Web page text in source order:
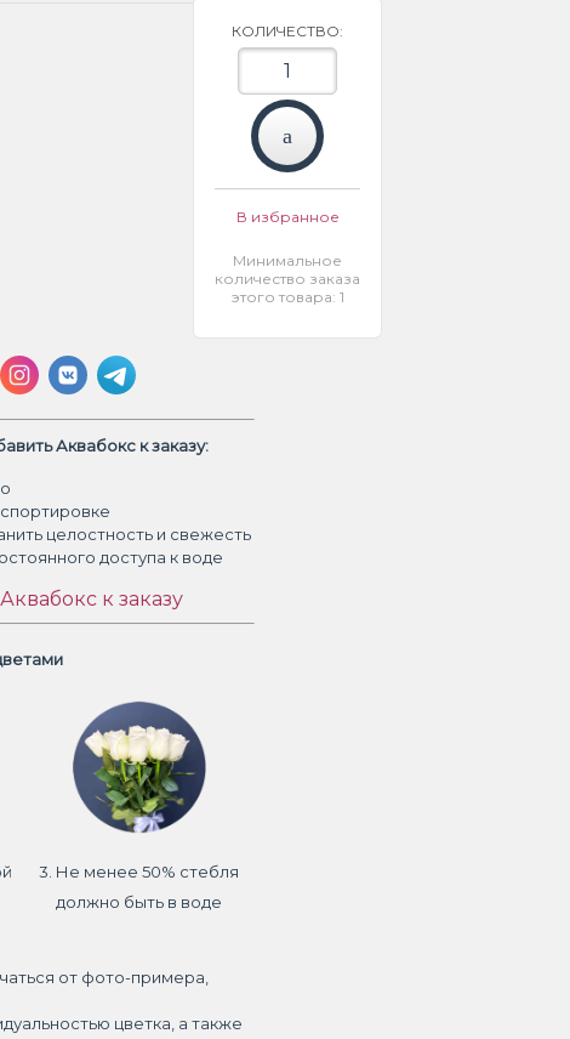
КОЛИЧЕСТВО:
В избранное
Минимальное
количество заказа
этого товара: 1
Аквабокс к заказу:
целостность и свежесть
доступа к воде
к заказу
3. Не менее 50% стебля
должно быть в воде
от фото-примера,
цветка, а также